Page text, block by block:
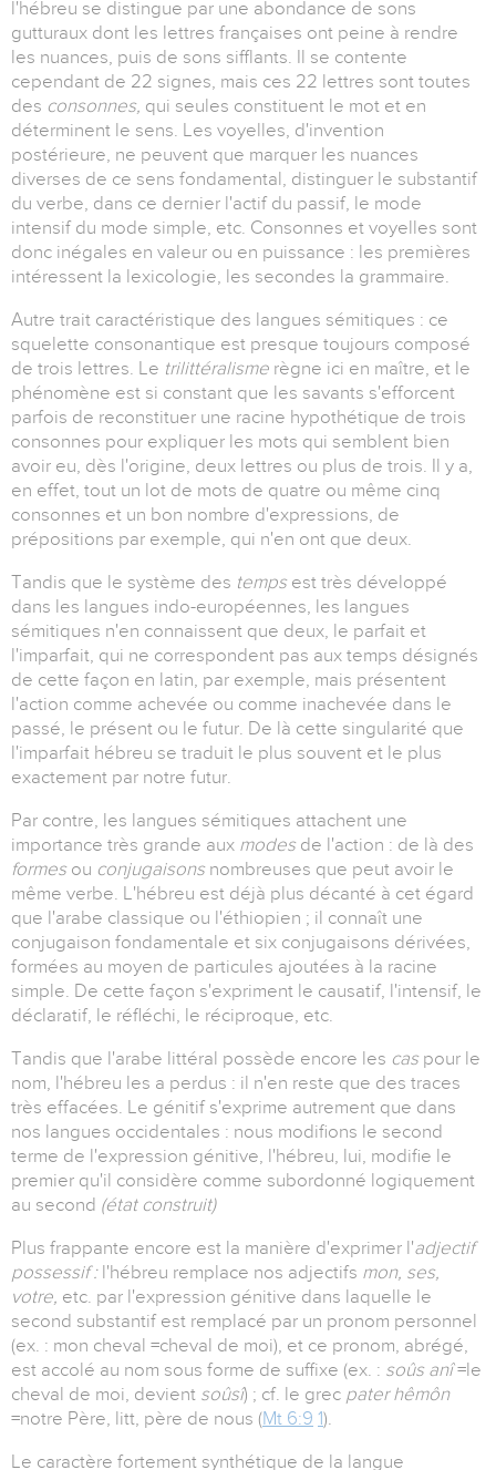
l'hébreu se distingue par une abondance de sons
gutturaux dont les lettres françaises ont peine à rendre
les nuances, puis de sons sifflants. Il se contente
cependant de 22 signes, mais ces 22 lettres sont toutes
des consonnes, qui seules constituent le mot et en
déterminent le sens. Les voyelles, d'invention
postérieure, ne peuvent que marquer les nuances
diverses de ce sens fondamental, distinguer le substantif
du verbe, dans ce dernier l'actif du passif, le mode
intensif du mode simple, etc. Consonnes et voyelles sont
donc inégales en valeur ou en puissance : les premières
intéressent la lexicologie, les secondes la grammaire.
Autre trait caractéristique des langues sémitiques : ce
squelette consonantique est presque toujours composé
de trois lettres. Le trilittéralisme règne ici en maître, et le
phénomène est si constant que les savants s'efforcent
parfois de reconstituer une racine hypothétique de trois
consonnes pour expliquer les mots qui semblent bien
avoir eu, dès l'origine, deux lettres ou plus de trois. Il y a,
en effet, tout un lot de mots de quatre ou même cinq
consonnes et un bon nombre d'expressions, de
prépositions par exemple, qui n'en ont que deux.
Tandis que le système des temps est très développé
dans les langues indo-européennes, les langues
sémitiques n'en connaissent que deux, le parfait et
l'imparfait, qui ne correspondent pas aux temps désignés
de cette façon en latin, par exemple, mais présentent
l'action comme achevée ou comme inachevée dans le
passé, le présent ou le futur. De là cette singularité que
l'imparfait hébreu se traduit le plus souvent et le plus
exactement par notre futur.
Par contre, les langues sémitiques attachent une
importance très grande aux modes de l'action : de là des
formes ou conjugaisons nombreuses que peut avoir le
même verbe. L'hébreu est déjà plus décanté à cet égard
que l'arabe classique ou l'éthiopien ; il connaît une
conjugaison fondamentale et six conjugaisons dérivées,
formées au moyen de particules ajoutées à la racine
simple. De cette façon s'expriment le causatif, l'intensif, le
déclaratif, le réfléchi, le réciproque, etc.
Tandis que l'arabe littéral possède encore les cas pour le
nom, l'hébreu les a perdus : il n'en reste que des traces
très effacées. Le génitif s'exprime autrement que dans
nos langues occidentales : nous modifions le second
terme de l'expression génitive, l'hébreu, lui, modifie le
premier qu'il considère comme subordonné logiquement
au second (état construit)
Plus frappante encore est la manière d'exprimer l'adjectif
possessif : l'hébreu remplace nos adjectifs mon, ses,
votre, etc. par l'expression génitive dans laquelle le
second substantif est remplacé par un pronom personnel
(ex. : mon cheval =cheval de moi), et ce pronom, abrégé,
est accolé au nom sous forme de suffixe (ex. : soûs anî=le
cheval de moi, devient soûsî) ; cf. le grec pater hêmôn
=notre Père, litt, père de nous (Mt 6:9 1).
Le caractère fortement synthétique de la langue